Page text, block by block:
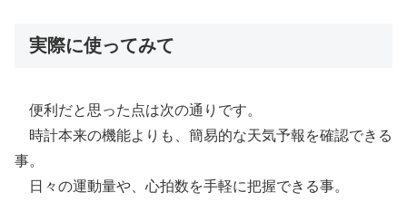
実際に使ってみて
便利だと思った点は次の通りです。
時計本来の機能よりも、簡易的な天気予報を確認できる
事。
日々の運動量や、心拍数を手軽に把握できる事。